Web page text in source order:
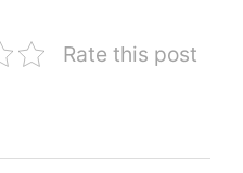
Rate this post